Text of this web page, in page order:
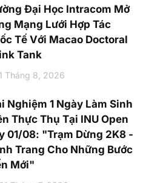
Tank
Tháng 8, 2026
Thực Thụ Tại INU Open
Trang Cho Những Bước
Mới"
31 Tháng 7, 2026